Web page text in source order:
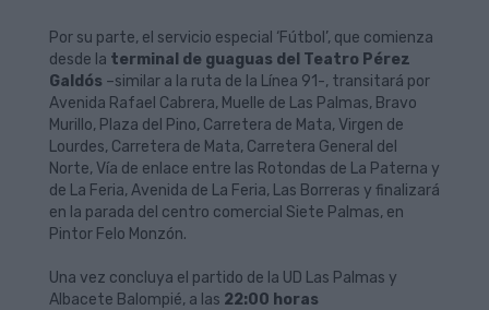
Por su parte, el servicio especial ‘Fútbol’, que comienza
desde la terminal de guaguas del Teatro Pérez
Galdós –similar a la ruta de la Línea 91-, transitará por
Avenida Rafael Cabrera, Muelle de Las Palmas, Bravo
Murillo, Plaza del Pino, Carretera de Mata, Virgen de
Lourdes, Carretera de Mata, Carretera General del
Norte, Vía de enlace entre las Rotondas de La Paterna y
de La Feria, Avenida de La Feria, Las Borreras y finalizará
en la parada del centro comercial Siete Palmas, en
Pintor Felo Monzón.
Una vez concluya el partido de la UD Las Palmas y
Albacete Balompié, a las 22:00 horas